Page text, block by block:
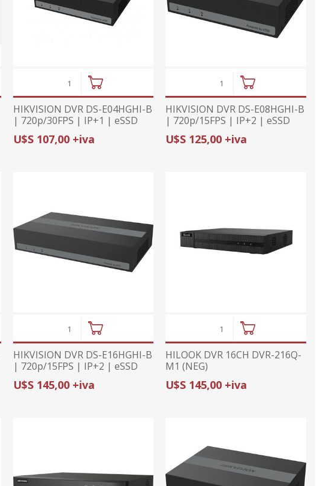
HIKVISION DVR DS-E04HGHI-B
| 720p/30FPS | IP+1 | eSSD
INCLUIDO
U$S 107,00 +iva
HIKVISION DVR DS-E08HGHI-B
| 720p/15FPS | IP+2 | eSSD
INCLUIDO 480GB
U$S 125,00 +iva
HIKVISION DVR DS-E16HGHI-B
| 720p/15FPS | IP+2 | eSSD
INCLUIDO
U$S 145,00 +iva
HILOOK DVR 16CH DVR-216Q-
M1 (NEG)
U$S 145,00 +iva